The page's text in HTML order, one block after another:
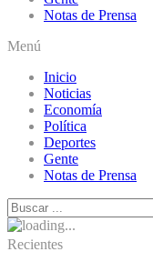
Notas de Prensa
Menú
Inicio
Noticias
Economía
Política
Deportes
Gente
Notas de Prensa
Recientes